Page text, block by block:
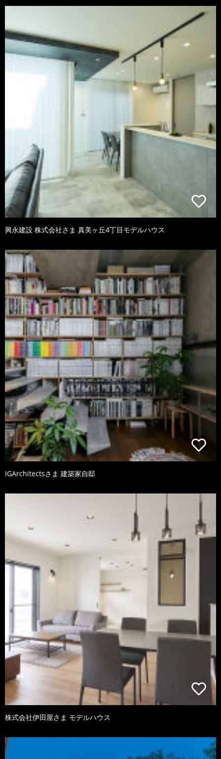
興永建設 株式会社さま 真美ヶ丘4丁目モデルハウス
IGArchitectsさま 建築家自邸
株式会社伊田屋さま モデルハウス